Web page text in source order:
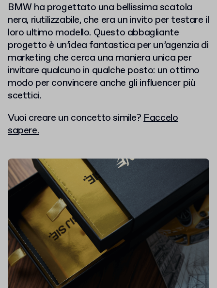
BMW ha progettato una bellissima scatola
nera, riutilizzabile, che era un invito per testare il
loro ultimo modello. Questo abbagliante
progetto è un’idea fantastica per un’agenzia di
marketing che cerca una maniera unica per
invitare qualcuno in qualche posto: un ottimo
modo per convincere anche gli influencer più
scettici.
Vuoi creare un concetto simile?Faccelo
sapere.